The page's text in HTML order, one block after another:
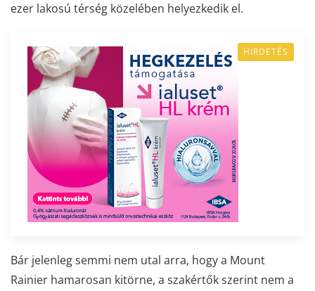
ezer lakosú térség közelében helyezkedik el.
HIRDETÉS
Bár jelenleg semmi nem utal arra, hogy a Mount
Rainier hamarosan kitörne, a szakértők szerint nem a